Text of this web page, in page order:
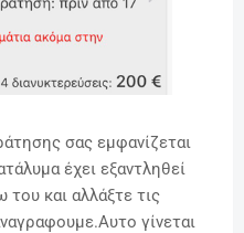
σας εμφανίζεται
έχει εξαντληθεί
και αλλάξτε τις
γίνεται